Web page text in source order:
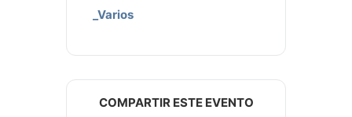
_Varios
COMPARTIR ESTE EVENTO